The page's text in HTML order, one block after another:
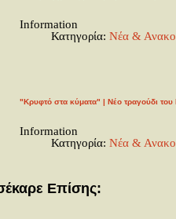
Information
Κατηγορία: Νέα &
"Κρυφτό στα κύματα" | Νέο τραγούδι
Information
Κατηγορία: Νέα &
Επίσης: